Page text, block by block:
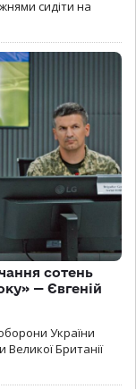
сидіти на
сотень
— Євгеній
України
Великої Британії